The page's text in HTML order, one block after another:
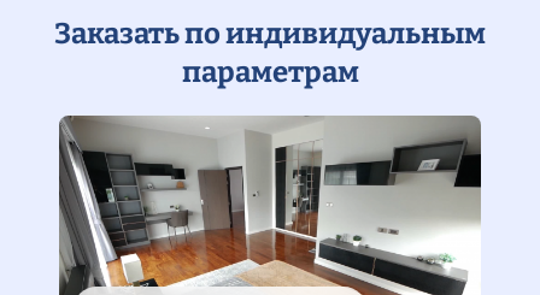
Заказать по индивидуальным
параметрам